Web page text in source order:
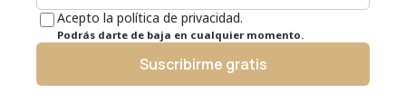
Acepto la política de privacidad.
Podrás darte de baja en cualquier momento.
Suscribirme gratis